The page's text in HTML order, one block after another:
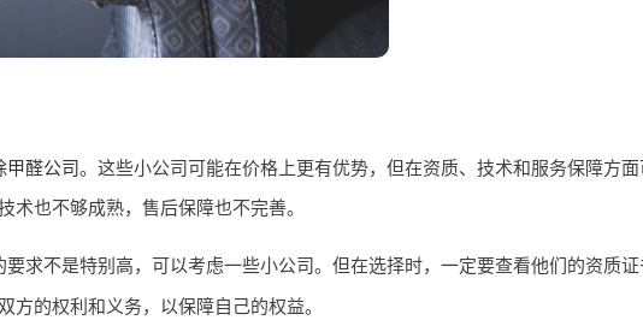
甲醛公司。这些小公司可能在价格上更有优势，但在资质、技术和服务保障方
也不够成熟，售后保障也不完善。
求不是特别高，可以考虑一些小公司。但在选择时，一定要查看他们的资质
的权利和义务，以保障自己的权益。